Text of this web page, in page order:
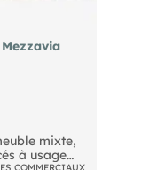
mixte,
à usage